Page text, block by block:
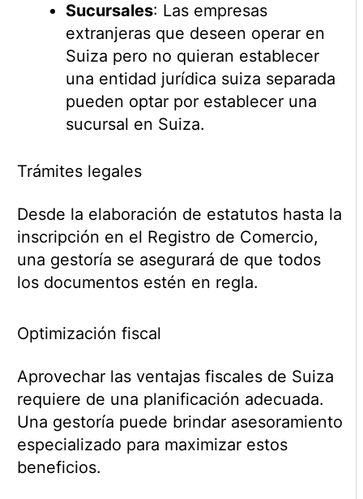
Sucursales: Las empresas
extranjeras que deseen operar en
Suiza pero no quieran establecer
una entidad jurídica suiza separada
pueden optar por establecer una
sucursal en Suiza.
Trámites legales
Desde la elaboración de estatutos hasta la
inscripción en el Registro de Comercio,
una gestoría se asegurará de que todos
los documentos estén en regla.
Optimización fiscal
Aprovechar las ventajas fiscales de Suiza
requiere de una planificación adecuada.
Una gestoría puede brindar asesoramiento
especializado para maximizar estos
beneficios.